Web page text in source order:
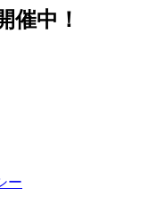
催中！
ー